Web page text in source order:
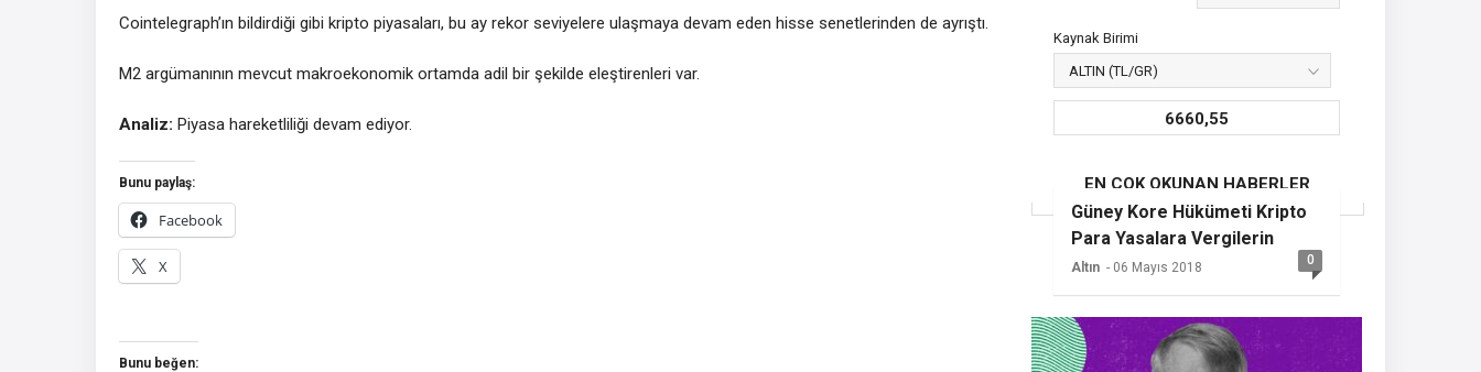
Cointelegraph’ın bildirdiği gibi kripto piyasaları, bu ay rekor seviyelere ulaşmaya devam eden hisse senetlerinden de ayrıştı.
M2 argümanının mevcut makroekonomik ortamda adil bir şekilde eleştirenleri var.
Analiz: Piyasa hareketliliği devam ediyor.
Bunu paylaş:
Facebook
X
Bunu beğen:
Kaynak Birimi
6660,55
EN ÇOK OKUNAN HABERLER
Güney Kore Hükümeti Kripto
Para Yasalara Vergilerin
Getireceğini Açıkladı
Altın - 06 Mayıs 2018 0